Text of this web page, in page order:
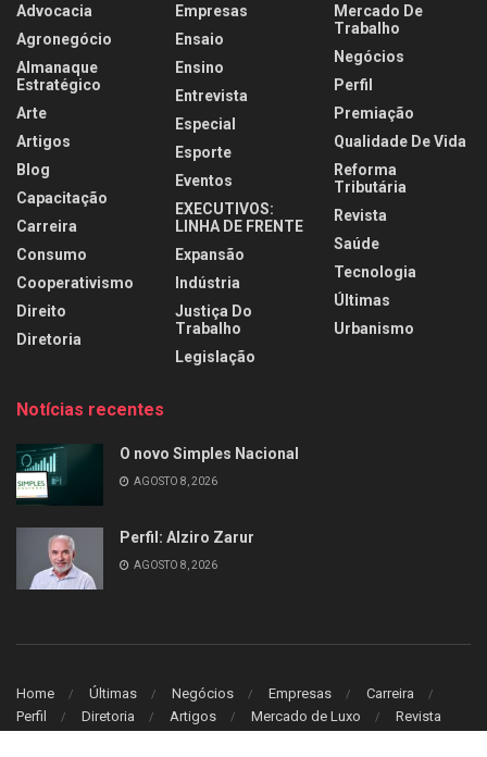
Advocacia
Agronegócio
Almanaque
Estratégico
Arte
Artigos
Blog
Capacitação
Carreira
Consumo
Cooperativismo
Direito
Diretoria
Empresas
Ensaio
Ensino
Entrevista
Especial
Esporte
Eventos
EXECUTIVOS:
LINHA DE FRENTE
Expansão
Indústria
Justiça Do
Trabalho
Legislação
Mercado De
Trabalho
Negócios
Perfil
Premiação
Qualidade De Vida
Reforma
Tributária
Revista
Saúde
Tecnologia
Últimas
Urbanismo
Notícias recentes
O novo Simples Nacional
AGOSTO 8, 2026
Perfil: Alziro Zarur
AGOSTO 8, 2026
Home Últimas Negócios Empresas
Carreira
Perfil
Diretoria Artigos Mercado de Luxo Revista